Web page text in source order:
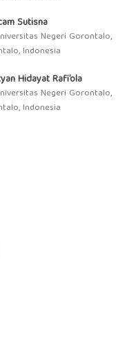
Sutisna
Negeri Gorontalo,
Indonesia
Hidayat Rafi’ola
Negeri Gorontalo,
Indonesia